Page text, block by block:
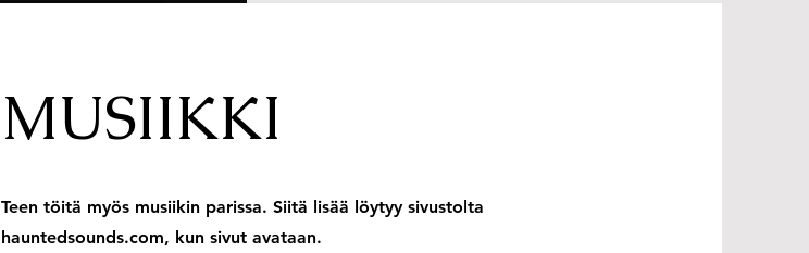
MUSIIKKI
Teen töitä myös musiikin parissa. Siitä lisää löytyy sivustolta
hauntedsounds.com, kun sivut avataan.